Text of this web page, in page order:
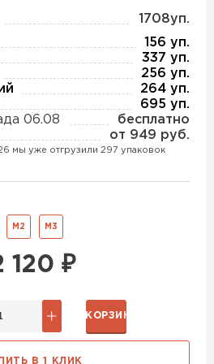
1708уп.
156 уп.
337 уп.
256 уп.
264 уп.
695 уп.
06.08
бесплатно
от 949 руб.
мы уже отгрузили 297 упаковок
М2 М3
120 ₽
В КОРЗИНУ
КУПИТЬ В 1 КЛИК
Ruspanel
ПЕРЕЙТИ
Hotrock
Xotpipe
Эковер